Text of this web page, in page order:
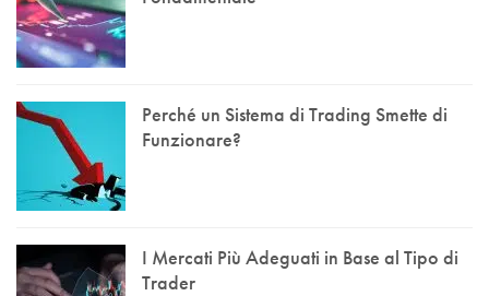
Perché un Sistema di Trading Smette di
Funzionare?
I Mercati Più Adeguati in Base al Tipo di
Trader